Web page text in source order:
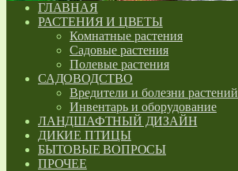
ГЛАВНАЯ
РАСТЕНИЯ И ЦВЕТЫ
Комнатные растения
Садовые растения
Полевые растения
САДОВОДСТВО
Вредители и болезни растений
Инвентарь и оборудование
ЛАНДШАФТНЫЙ ДИЗАЙН
ДИКИЕ ПТИЦЫ
БЫТОВЫЕ ВОПРОСЫ
ПРОЧЕЕ